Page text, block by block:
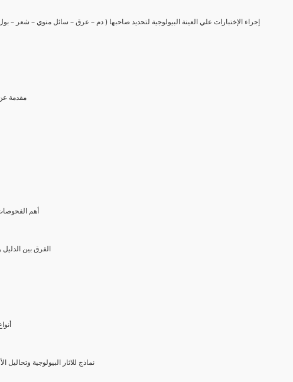
(7) إجراء الإختبارات علي العينة البيولوجية لتحديد صاحبها ( دم – عرق – سائل منوي – شعر –
1- مقدمة
(3) أهم
2- الفرق بين
(5)
3- نماذج للاثار البيولوجية